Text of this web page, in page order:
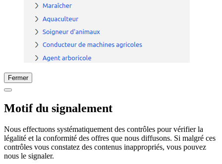
Fermer
Motif du signalement
Nous effectuons systématiquement des contrôles pour vérifier la
légalité et la conformité des offres que nous diffusons. Si malgré ces
contrôles vous constatez des contenus inappropriés, vous pouvez
nous le signaler.